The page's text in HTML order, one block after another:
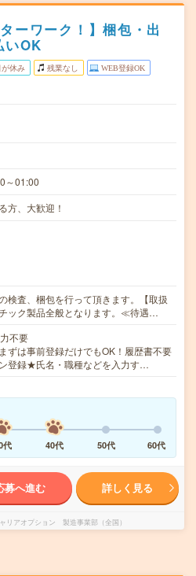
ーワーク！】梱包・出
いOK
が休み 残業なし WEB登録OK
～01:00
方、大歓迎！
検査、梱包を行って頂きます。【取扱
ック製品全般となります。≪待遇…
不要
ずは事前登録だけでもOK！履歴書不要
登録★氏名・職種などを入力す…
代 40代 50代 60代
募へ進む 詳しく見る
リアオプション 製造事業部（全国）